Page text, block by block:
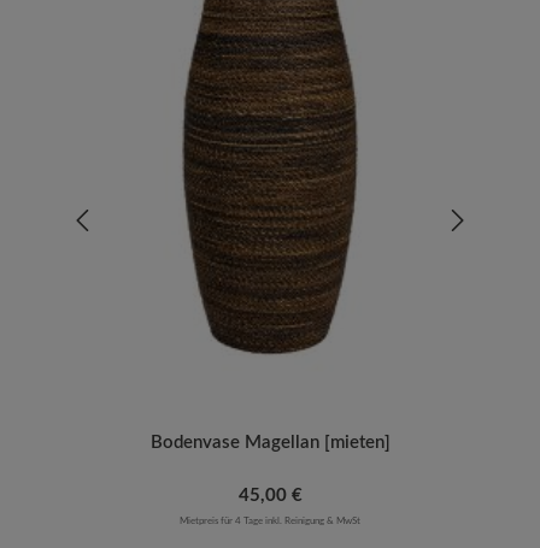
Bodenvase Magellan [mieten]
Regulärer Preis:
45,00 €
Mietpreis für 4 Tage inkl. Reinigung & MwSt